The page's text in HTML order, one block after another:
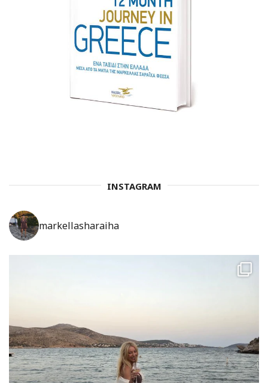
INSTAGRAM
markellasharaiha